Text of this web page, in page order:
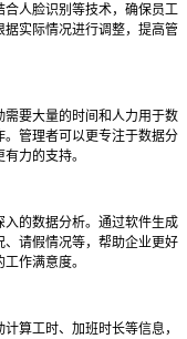
人脸识别等技术，确保员工
实际情况进行调整，提高管
要大量的时间和人力用于数
管理者可以更专注于数据分
力的支持。
的数据分析。通过软件生成
请假情况等，帮助企业更好
作满意度。
算工时、加班时长等信息，